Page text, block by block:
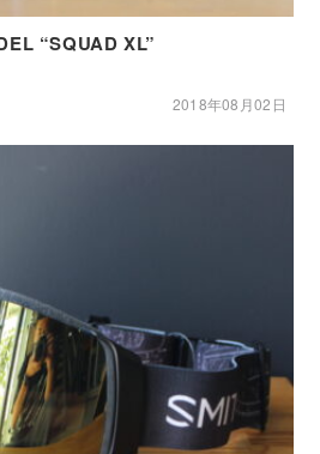
“SQUAD XL”
2018年08月02日